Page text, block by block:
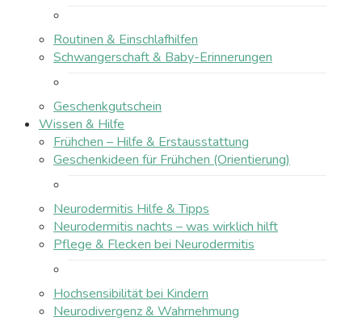
Routinen & Einschlafhilfen
Schwangerschaft & Baby-Erinnerungen
Geschenkgutschein
Wissen & Hilfe
Frühchen – Hilfe & Erstausstattung
Geschenkideen für Frühchen (Orientierung)
Neurodermitis Hilfe & Tipps
Neurodermitis nachts – was wirklich hilft
Pflege & Flecken bei Neurodermitis
Hochsensibilität bei Kindern
Neurodivergenz & Wahrnehmung